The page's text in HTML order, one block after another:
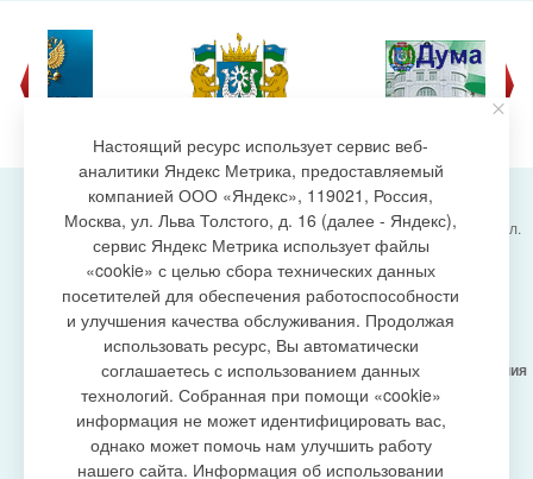
создание сайта
Администрация городского поселения Излучинск, ул.
Энергетиков, 6, пгт. Излучинск, Нижневартовский
район,
Ханты-Мансийский автономный округ-Югра
(Тюменская область), 628634
Сетевое изданиеhttps://www.gp-izluchinsk.ru
16+
Учредитель -Администрация городского поселения
Излучинск
Главный редактор - Бурич Денис Ярославович
Телефон/факс: (3466) 28-13-77 , e-mail:
admizl@rambler.ru
Настоящий ресурс использует сервис веб-
аналитики Яндекс Метрика, предоставляемый
компанией ООО «Яндекс», 119021, Россия,
Москва, ул. Льва Толстого, д. 16 (далее - Яндекс),
сервис Яндекс Метрика использует файлы
«cookie» с целью сбора технических данных
посетителей для обеспечения работоспособности
и улучшения качества обслуживания. Продолжая
использовать ресурс, Вы автоматически
соглашаетесь с использованием данных
технологий. Собранная при помощи «cookie»
информация не может идентифицировать вас,
однако может помочь нам улучшить работу
нашего сайта. Информация об использовании